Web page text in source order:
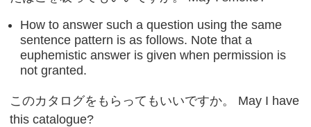
How to answer such a question using the same
sentence pattern is as follows. Note that a
euphemistic answer is given when permission is
not granted.
このカタログをもらってもいいですか。 May I have
this catalogue?